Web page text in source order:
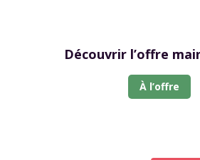
Découvrir l’offre
À l’offre